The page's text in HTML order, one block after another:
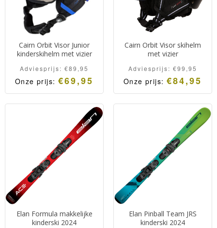
Cairn Orbit Visor Junior
kinderskihelm met vizier
Adviesprijs: €89,95
Onze prijs: €69,95
Degelijke en
comfortabele
kindervizierhelm van het
Franse merk Cairn
Cairn Orbit Visor skihelm
met vizier
Adviesprijs: €99,95
Onze prijs: €84,95
Degelijke en
comfortabele vizierhelm
van het Franse merk Cairn
Elan Formula makkelijke
kinderski 2024
Elan Pinball Team JRS
kinderski 2024